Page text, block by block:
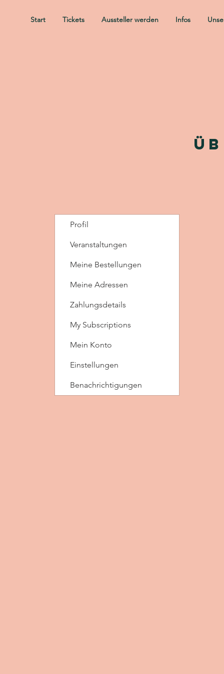
Start Tickets Aussteller werden Infos
Profil
Veranstaltungen
Meine Bestellungen
Meine Adressen
Zahlungsdetails
My Subscriptions
Mein Konto
Einstellungen
Benachrichtigungen